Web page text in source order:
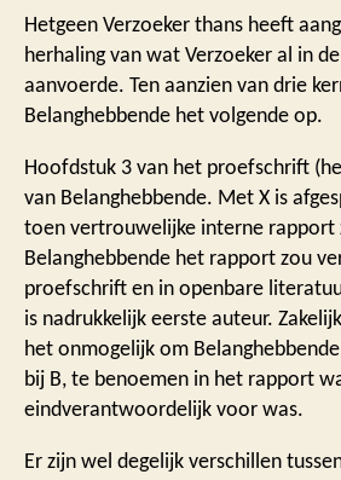
Hetgeen Verzoeker thans heeft
herhaling van wat Verzoeker al in
aanvoerde. Ten aanzien van drie
Belanghebbende het volgende op.
Hoofdstuk 3 van het proefschrift
van Belanghebbende. Met X is
toen vertrouwelijke interne rapport
Belanghebbende het rapport zou
proefschrift en in openbare
is nadrukkelijk eerste auteur.
het onmogelijk om
bij B, te benoemen in het rapport
eindverantwoordelijk voor was.
Er zijn wel degelijk verschillen